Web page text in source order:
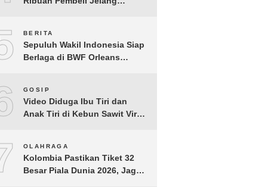
BERITA
Sepuluh Wakil Indonesia Siap
Berlaga di BWF Orleans
GOSIP
Video Diduga Ibu Tiri dan
Anak Tiri di Kebun Sawit Viral,
OLAHRAGA
Kolombia Pastikan Tiket 32
Besar Piala Dunia 2026, Jaga